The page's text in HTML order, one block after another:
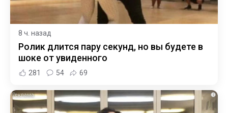
8 ч. назад
Ролик длится пару секунд, но вы будете в
шоке от увиденного
281 54 69
i